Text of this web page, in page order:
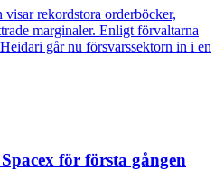
rekordstora orderböcker,
marginaler. Enligt förvaltarna
går nu försvarssektorn in i en
för första gången